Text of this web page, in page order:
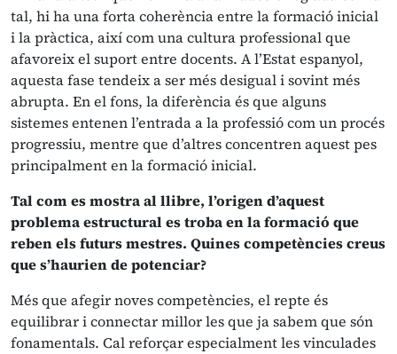
tal, hi ha una forta coherència entre la formació inicial
i la pràctica, així com una cultura professional que
afavoreix el suport entre docents. A l’Estat espanyol,
aquesta fase tendeix a ser més desigual i sovint més
abrupta. En el fons, la diferència és que alguns
sistemes entenen l’entrada a la professió com un procés
progressiu, mentre que d’altres concentren aquest pes
principalment en la formació inicial.
Tal com es mostra al llibre, l’origen d’aquest
problema estructural es troba en la formació que
reben els futurs mestres. Quines competències creus
que s’haurien de potenciar?
Més que afegir noves competències, el repte és
equilibrar i connectar millor les que ja sabem que són
fonamentals. Cal reforçar especialment les vinculades